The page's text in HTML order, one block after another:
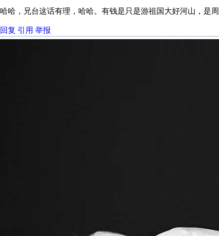
哈哈，兄台这话有理，哈哈。有钱是只是游祖国大好河山，是
回复 引用 举报